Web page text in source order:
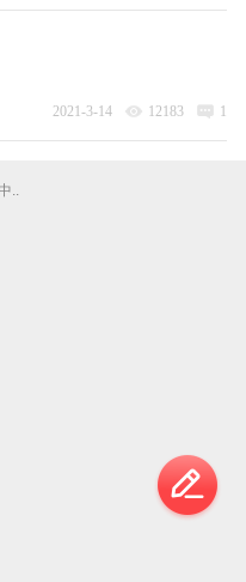
2021-3-14 12183 1
..